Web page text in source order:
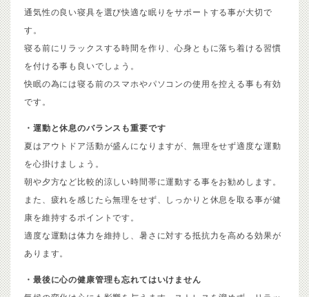
通気性の良い寝具を選び快適な眠りをサポートする事が大切で
す。
寝る前にリラックスする時間を作り、心身ともに落ち着ける習慣
を付ける事も良いでしょう。
快眠の為には寝る前のスマホやパソコンの使用を控える事も有効
です。
・運動と休息のバランスも重要です
夏はアウトドア活動が盛んになりますが、無理をせず適度な運動
を心掛けましょう。
朝や夕方など比較的涼しい時間帯に運動する事をお勧めします。
また、疲れを感じたら無理をせず、しっかりと休息を取る事が健
康を維持するポイントです。
適度な運動は体力を維持し、暑さに対する抵抗力を高める効果が
あります。
・最後に心の健康管理も忘れてはいけません